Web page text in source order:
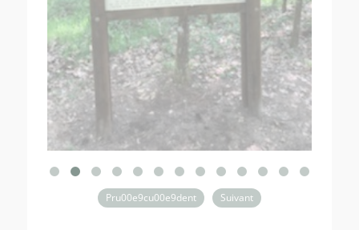
Pru00e9cu00e9dent Suivant